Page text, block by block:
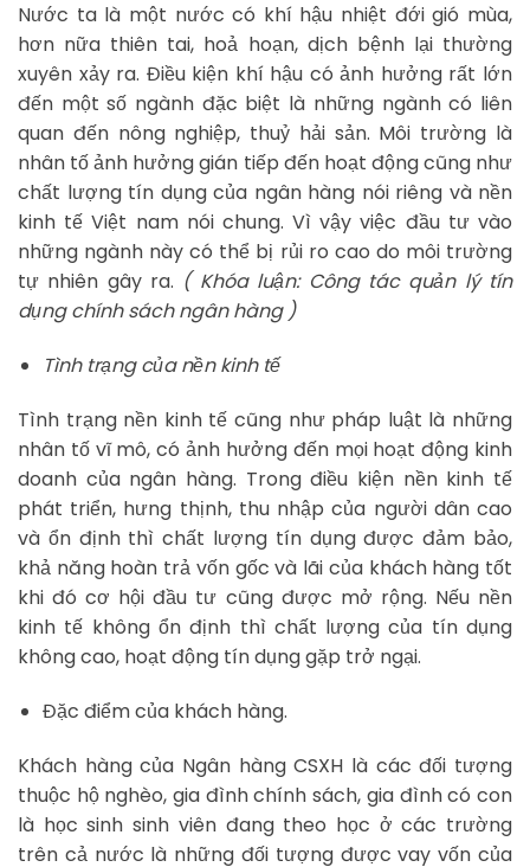
Nước ta là một nước có khí hậu nhiệt đới gió mùa,
hơn nữa thiên tai, hoả hoạn, dịch bệnh lại thường
xuyên xảy ra. Điều kiện khí hậu có ảnh hưởng rất lớn
đến một số ngành đặc biệt là những ngành có liên
quan đến nông nghiệp, thuỷ hải sản. Môi trường là
nhân tố ảnh hưởng gián tiếp đến hoạt động cũng như
chất lượng tín dụng của ngân hàng nói riêng và nền
kinh tế Việt nam nói chung. Vì vậy việc đầu tư vào
những ngành này có thể bị rủi ro cao do môi trường
tự nhiên gây ra. ( Khóa luận: Công tác quản lý tín
dụng chính sách ngân hàng )
Tình trạng của nền kinh tế
Tình trạng nền kinh tế cũng như pháp luật là những
nhân tố vĩ mô, có ảnh hưởng đến mọi hoạt động kinh
doanh của ngân hàng. Trong điều kiện nền kinh tế
phát triển, hưng thịnh, thu nhập của người dân cao
và ổn định thì chất lượng tín dụng được đảm bảo,
khả năng hoàn trả vốn gốc và lãi của khách hàng tốt
khi đó cơ hội đầu tư cũng được mở rộng. Nếu nền
kinh tế không ổn định thì chất lượng của tín dụng
không cao, hoạt động tín dụng gặp trở ngại.
Đặc điểm của khách hàng.
Khách hàng của Ngân hàng CSXH là các đối tượng
thuộc hộ nghèo, gia đình chính sách, gia đình có con
là học sinh sinh viên đang theo học ở các trường
trên cả nước là những đối tượng được vay vốn của